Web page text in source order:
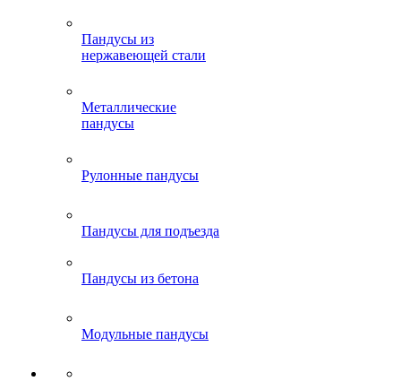
Пандусы из
нержавеющей стали
Металлические
пандусы
Рулонные пандусы
Пандусы для подъезда
Пандусы из бетона
Модульные пандусы